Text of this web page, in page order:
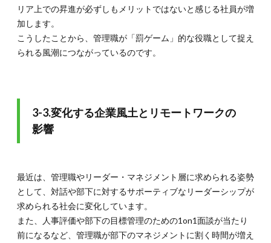
リア上での昇進が必ずしもメリットではないと感じる社員が増
加します。
こうしたことから、管理職が「罰ゲーム」的な役職として捉え
られる風潮につながっているのです。
3-3.変化する企業風土とリモートワークの
影響
最近は、管理職やリーダー・マネジメント層に求められる姿勢
として、対話や部下に対するサポーティブなリーダーシップが
求められる社会に変化しています。
また、人事評価や部下の目標管理のための1on1面談が当たり
前になるなど、管理職が部下のマネジメントに割く時間が増え